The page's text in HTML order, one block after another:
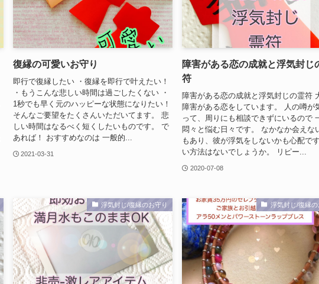
復縁の可愛いお守り
即行で復縁したい ・復縁を即行で叶えたい！
・もうこんな悲しい時間は過ごしたくない ・
1秒でも早く元のハッピーな状態になりたい！
そんなご要望をたくさんいただいてます。 悲
しい時間はなるべく短くしたいものです。 で
あれば！ おすすめなのは 一般的...
2021-03-31
障害がある恋の成就と浮気封じ
符
障害がある恋の成就と浮気封じの霊符
障害がある恋をしています。 人の噂が
って、周りにも相談できずにいるので
悶々と悩む日々です。 なかなか会えな
もあり、彼が浮気をしないかも心配で
い方法はないでしょうか。 リピー...
2020-07-08
浮気封じ/復縁のお守り 浮気封じ/復縁の